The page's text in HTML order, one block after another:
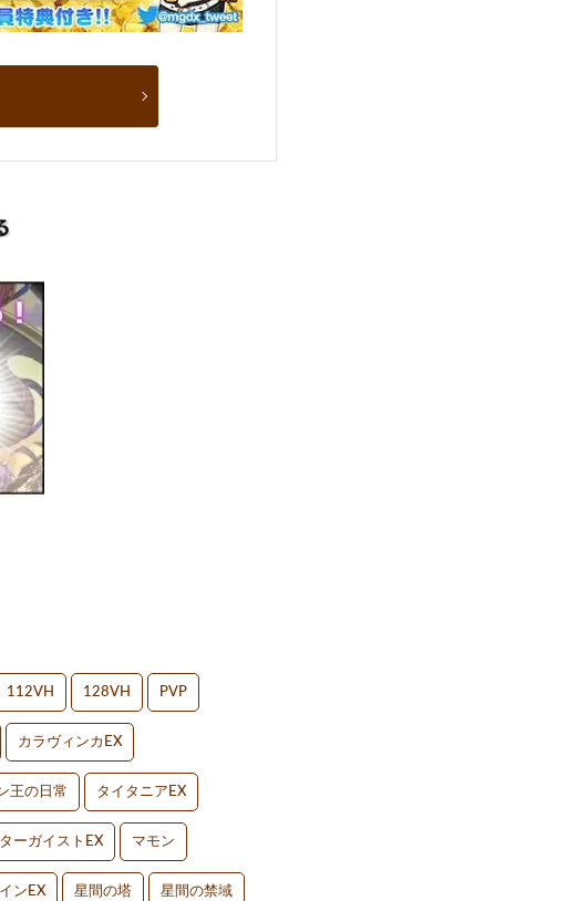
112VH 128VH PVP
カラヴィンカEX
王の日常 タイタニアEX
ーガイストEX マモン
ンEX 星間の塔 星間の禁域